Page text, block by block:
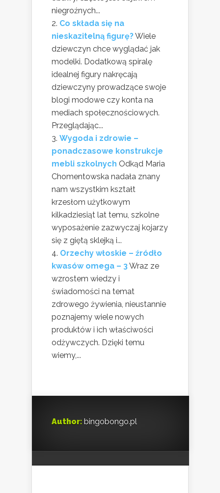
niegroźnych...
Co składa się na
nieskazitelną figurę?Wiele
dziewczyn chce wyglądać jak
modelki. Dodatkową spiralę
idealnej figury nakręcają
dziewczyny prowadzące swoje
blogi modowe czy konta na
mediach społecznościowych.
Przeglądając...
Wygoda i zdrowie –
ponadczasowe konstrukcje
mebli szkolnych Odkąd Maria
Chomentowska nadała znany
nam wszystkim kształt
krzesłom użytkowym
kilkadziesiąt lat temu, szkolne
wyposażenie zazwyczaj kojarzy
się z giętą sklejką i...
Orzechy włoskie – źródło
kwasów omega – 3Wraz ze
wzrostem wiedzy i
świadomości na temat
zdrowego żywienia, nieustannie
poznajemy wiele nowych
produktów i ich właściwości
odżywczych. Dzięki temu
wiemy,...
Author: bingobongo.pl